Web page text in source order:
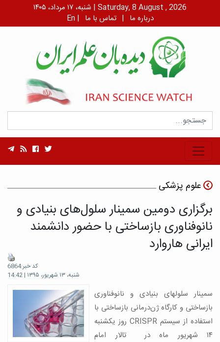
شنبه، ۱۷ مرداد، ۱۴۰۵ | Saturday, 8 August , 2026
En | درباره ما | تماس با ما
علوم پزشکی
برگزاری دومین سمینار سلول‌های بنیادی و
نانوفناوری بازساختی با حضور دانشمند
ایرانی هاروارد
کد خبر:6864
شنبه، ۱۳ شهریور، ۱۳۹۵ | 14:42
سمینار سلولهای بنیادی و نانوفناوری
بازساختی و کارگاه ژن‌درمانی بازساختی با
استفاده از سیستم CRISPR روز یکشنبه
۱۴ شهریور ماه در تالار امام